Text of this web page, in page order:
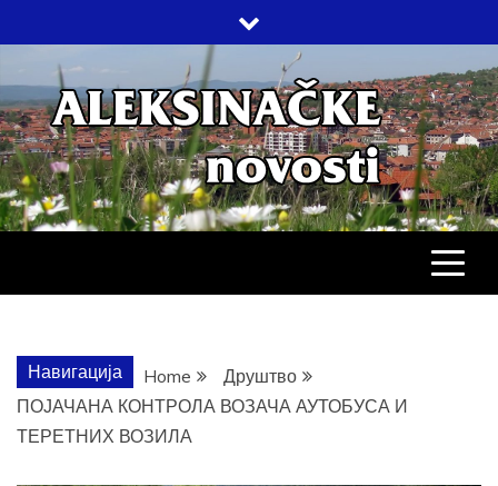
to
content
НОВОСТИ
ДРУШТВО, КУЛТУРА, ЕКОНОМИЈА,
СПОРТ, ПОСЛОВНИ ИМЕНИК,
Навигација Home
Друштво
ПОЈАЧАНА КОНТРОЛА ВОЗАЧА АУТОБУСА И
ТЕРЕТНИХ ВОЗИЛА